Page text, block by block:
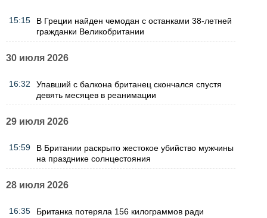
15:15
В Греции найден чемодан с останками 38-летней
гражданки Великобритании
30 июля 2026
16:32
Упавший с балкона британец скончался спустя
девять месяцев в реанимации
29 июля 2026
15:59
В Британии раскрыто жестокое убийство мужчины
на празднике солнцестояния
28 июля 2026
16:35
Британка потеряла 156 килограммов ради